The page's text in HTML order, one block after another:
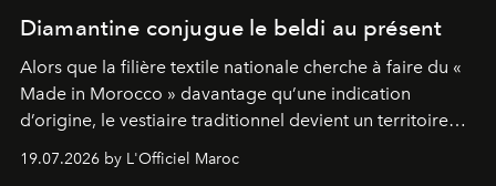
Diamantine conjugue le beldi au présent
Alors que la filière textile nationale cherche à faire du «
Made in Morocco » davantage qu’une indication
d’origine, le vestiaire traditionnel devient un territoire
d’expérimentation. Avec Néo Beldi, Diamantine en
révise les proportions et les usages pour l’inscrire dans
19.07.2026 by L'Officiel Maroc